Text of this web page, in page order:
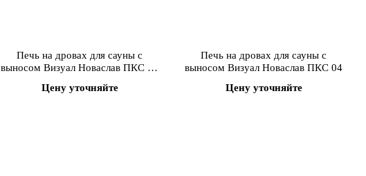
Печь на дровах для сауны с
выносом Визуал Новаслав ПКС 02
Цену уточняйте
Печь на дровах для сауны с
выносом Визуал Новаслав ПКС 04
Цену уточняйте